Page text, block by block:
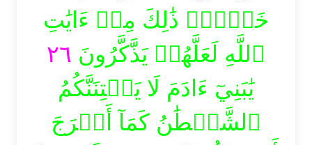
خَيۡرٞۚ ذَٰلِكَ مِنۡ ءَايَٰتِ
ٱللَّهِ لَعَلَّهُمۡ يَذَّكَّرُونَ ٢٦
يَٰبَنِيٓ ءَادَمَ لَا يَفۡتِنَنَّكُمُ
ٱلشَّيۡطَٰنُ كَمَآ أَخۡرَجَ